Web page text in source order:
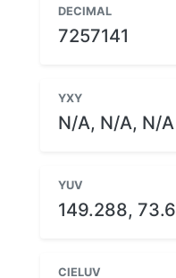
DECIMAL
7257141
YXY
N/A, N/A, N/A
YUV
149.288,
CIELUV